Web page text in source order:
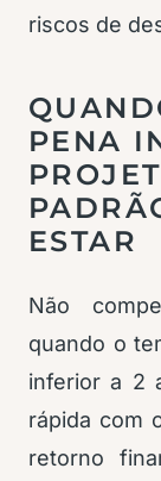
riscos de
PENA
ESTAR
Não
quando o
inferior a 2
rápida com
retorno